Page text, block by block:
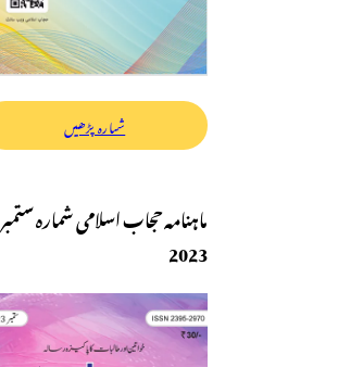
شمارہ پڑھیں
ماہنامہ حجاب اسلامی شمارہ ستمبر
2023